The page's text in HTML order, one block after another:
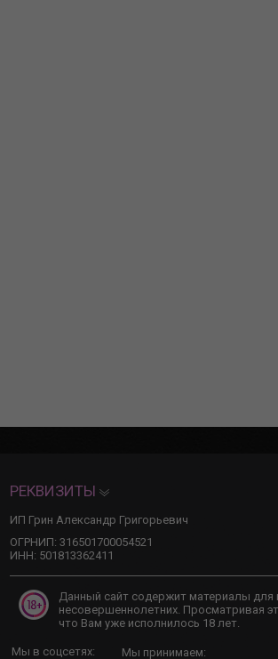
РЕКВИЗИТЫ
ИП Грин Александр Григорьевич
ОГРНИП: 316501700054521
ИНН: 501813362411
Данный сайт содержит материалы
несовершеннолетних. Просматривая
что Вам уже исполнилось 18 лет.
Мы в соцсетях: Мы принимаем: